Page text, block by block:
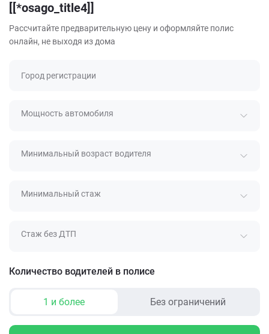
[[*osago_title4]]
Рассчитайте предварительную цену и оформляйте полис
онлайн, не выходя из дома
Город регистрации
Мощность автомобиля
Минимальный возраст водителя
Минимальный стаж
Стаж без ДТП
Количество водителей в полисе
1 и более Без ограничений